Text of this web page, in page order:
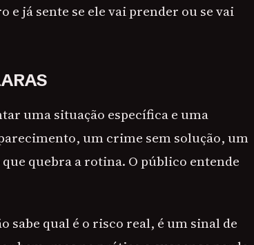
e já sente se ele vai prender ou se vai
uma situação específica e uma
um crime sem solução, um
quebra a rotina. O público entende
sabe qual é o risco real, é um sinal de